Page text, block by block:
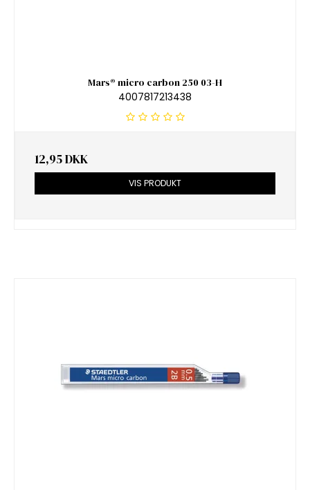
Mars® micro carbon 250 03-H
4007817213438
12,95 DKK
VIS PRODUKT